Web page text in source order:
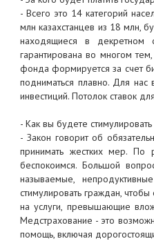
- Всего это 14 категорий
млн казахстанцев из 18 млн,
находящиеся в декретном
гарантирована во многом
фонда формируется за счет
подниматься плавно. Для
инвестиций. Потолок ставок
- Как вы будете
- Закон говорит об
принимать жестких мер. По
беспокоимся. Большой
называемые,
стимулировать граждан,
на услуги, превышающие
Медстрахование - это
помощь, включая